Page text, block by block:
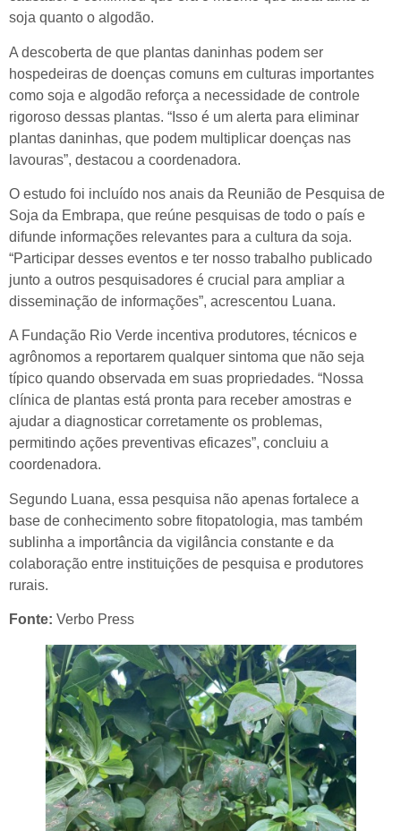
soja quanto o algodão.
A descoberta de que plantas daninhas podem ser
hospedeiras de doenças comuns em culturas importantes
como soja e algodão reforça a necessidade de controle
rigoroso dessas plantas. “Isso é um alerta para eliminar
plantas daninhas, que podem multiplicar doenças nas
lavouras”, destacou a coordenadora.
O estudo foi incluído nos anais da Reunião de Pesquisa de
Soja da Embrapa, que reúne pesquisas de todo o país e
difunde informações relevantes para a cultura da soja.
“Participar desses eventos e ter nosso trabalho publicado
junto a outros pesquisadores é crucial para ampliar a
disseminação de informações”, acrescentou Luana.
A Fundação Rio Verde incentiva produtores, técnicos e
agrônomos a reportarem qualquer sintoma que não seja
típico quando observada em suas propriedades. “Nossa
clínica de plantas está pronta para receber amostras e
ajudar a diagnosticar corretamente os problemas,
permitindo ações preventivas eficazes”, concluiu a
coordenadora.
Segundo Luana, essa pesquisa não apenas fortalece a
base de conhecimento sobre fitopatologia, mas também
sublinha a importância da vigilância constante e da
colaboração entre instituições de pesquisa e produtores
rurais.
Fonte: Verbo Press